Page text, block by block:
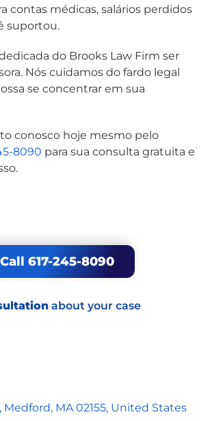
contas médicas, salários perdidos
suportou.
do Brooks Law Firm ser
Nós cuidamos do fardo legal
se concentrar em sua
conosco hoje mesmo pelo
8090 para sua consulta gratuita e
Call 617-245-8090
about your case
Medford, MA 02155, United States